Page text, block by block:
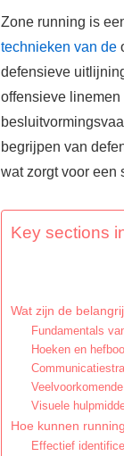
Zone running is
technieken van de
defensieve
offensieve
begrijpen van
wat zorgt voor een
Key sections
Wat zijn de
Fundamentals
Hoeken en
Visuele
Hoe kunnen
Effectief